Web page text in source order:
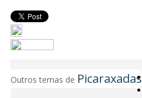
Outros temas de Picaraxadas